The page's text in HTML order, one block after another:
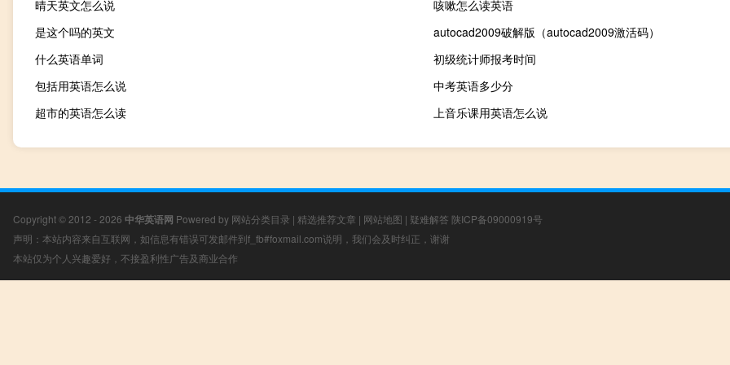
晴天英文怎么说
咳嗽怎么读英语
是这个吗的英文
autocad2009破解版（autocad2009激活码）
什么英语单词
初级统计师报考时间
包括用英语怎么说
中考英语多少分
超市的英语怎么读
上音乐课用英语怎么说
Copyright © 2012 - 2026 中华英语网 Powered by 网站分类目录 | 精选推荐文章 | 网站地图 | 疑难解答 陕ICP备09000919号
声明：本站内容来自互联网，如信息有错误可发邮件到f_fb#foxmail.com说明，我们会及时纠正，谢谢
本站仅为个人兴趣爱好，不接盈利性广告及商业合作